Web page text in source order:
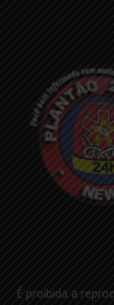
É proibida a